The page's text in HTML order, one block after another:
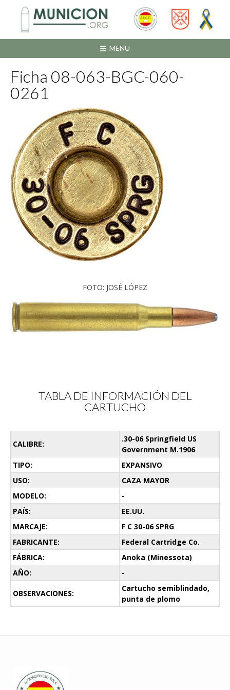
contenido
MENU
Ficha 08-063-BGC-060-
0261
FOTO: JOSÉ LÓPEZ
TABLA DE INFORMACIÓN DEL
CARTUCHO
CALIBRE:
.30-06 Springfield US
Government M.1906
TIPO:
EXPANSIVO
USO:
CAZA MAYOR
MODELO:
-
PAÍS:
EE.UU.
MARCAJE:
F C 30-06 SPRG
FABRICANTE:
Federal Cartridge Co.
FÁBRICA:
Anoka (Minessota)
AÑO:
-
OBSERVACIONES:
Cartucho semiblindado,
punta de plomo